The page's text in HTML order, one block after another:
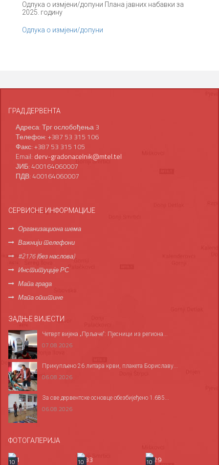
Одлука о измјени/допуни Плана јавних набавки за
2025. годину
Одлука о измјени/допуни
ГРАД ДЕРВЕНТА
Адреса: Трг ослобођења 3
Телефон: +387 53 315 106
Факс: +387 53 315 105
Email: derv-gradonacelnik@mtel.tel
ЈИБ: 400164060007
ПДВ: 400164060007
СЕРВИСНЕ ИНФОРМАЦИЈЕ
Организациона шема
Важнији телефони
#2176 (без наслова)
Институције РС
Мапа града
Мапа општине
ЗАДЊЕ ВИЈЕСТИ
Четврт вијека „Прљаче“: Пјесници из региона...
07.08.2026
Прикупљено 26 литара крви, плакета Бориславу...
06.08.2026
За све дервентске основце обезбијеђено 1.685...
06.08.2026
ФОТОГАЛЕРИЈА
10 10 10